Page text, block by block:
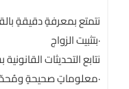
نتمتع بمعرفةٍ دقيقةٍ
بتثبيت الزواج·
نتابع التحديثات
معلوماتٍ صحيحةٍ ومُحدّثةٍ·